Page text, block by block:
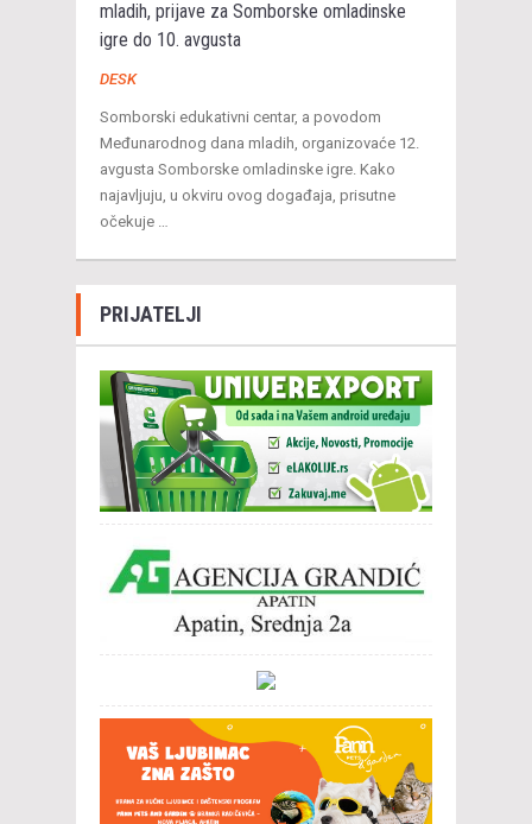
mladih, prijave za Somborske omladinske
igre do 10. avgusta
DESK
Somborski edukativni centar, a povodom
Međunarodnog dana mladih, organizovaće 12.
avgusta Somborske omladinske igre. Kako
najavljuju, u okviru ovog događaja, prisutne
očekuje …
PRIJATELJI